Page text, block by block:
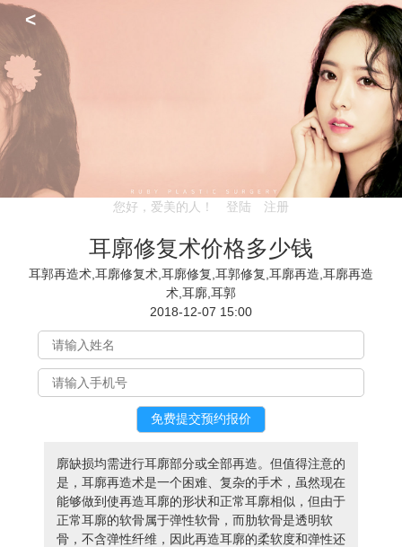
<
您好，爱美的人！ 登陆 注册
耳廓修复术价格多少钱
耳郭再造术,耳廓修复术,耳廓修复,耳郭修复,耳廓再造,耳廓再造
术,耳廓,耳郭
2018-12-07 15:00
廓缺损均需进行耳廓部分或全部再造。但值得注意的
是，耳廓再造术是一个困难、复杂的手术，虽然现在
能够做到使再造耳廓的形状和正常耳廓相似，但由于
正常耳廓的软骨属于弹性软骨，而肋软骨是透明软
骨，不含弹性纤维，因此再造耳廓的柔软度和弹性还